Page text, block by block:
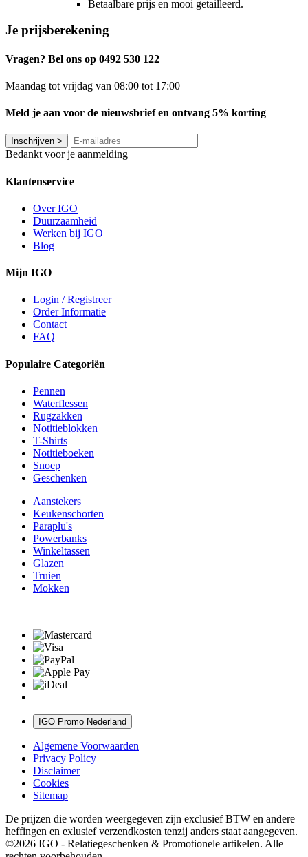
Betaalbare prijs en mooi getailleerd.
Je prijsberekening
Vragen? Bel ons op 0492 530 122
Maandag tot vrijdag van 08:00 tot 17:00
Meld je aan voor de nieuwsbrief en ontvang 5% korting
Inschrijven >
Bedankt voor je aanmelding
Klantenservice
Over IGO
Duurzaamheid
Werken bij IGO
Blog
Mijn IGO
Login / Registreer
Order Informatie
Contact
FAQ
Populaire Categoriën
Pennen
Waterflessen
Rugzakken
Notitieblokken
T-Shirts
Notitieboeken
Snoep
Geschenken
Aanstekers
Keukenschorten
Paraplu's
Powerbanks
Winkeltassen
Glazen
Truien
Mokken
IGO Promo Nederland
Algemene Voorwaarden
Privacy Policy
Disclaimer
Cookies
Sitemap
De prijzen die worden weergegeven zijn exclusief BTW en andere
heffingen en exlusief verzendkosten tenzij anders staat aangegeven.
©2026 IGO - Relatiegeschenken & Promotionele artikelen. Alle